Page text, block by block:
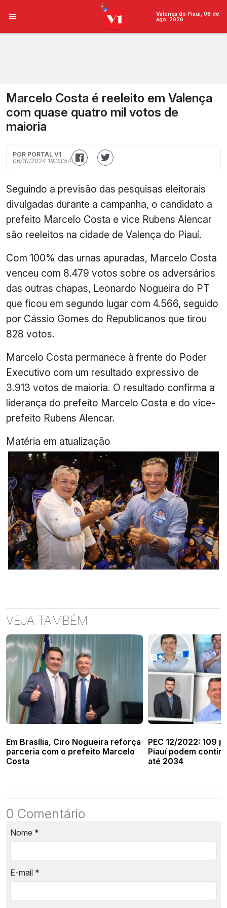
Valença do Piauí, 08 de
ago, 2026
Marcelo Costa é reeleito em Valença
com quase quatro mil votos de
maioria
POR PORTAL V1
06/10/2024 19:33:54
Seguindo a previsão das pesquisas eleitorais
divulgadas durante a campanha, o candidato a
prefeito Marcelo Costa e vice Rubens Alencar
são reeleitos na cidade de Valença do Piauí.
Com 100% das urnas apuradas, Marcelo Costa
venceu com 8.479 votos sobre os adversários
das outras chapas, Leonardo Nogueira do PT
que ficou em segundo lugar com 4.566, seguido
por Cássio Gomes do Republicanos que tirou
828 votos.
Marcelo Costa permanece à frente do Poder
Executivo com um resultado expressivo de
3.913 votos de maioria. O resultado confirma a
liderança do prefeito Marcelo Costa e do vice-
prefeito Rubens Alencar.
Matéria em atualização
VEJA TAMBÉM
Em Brasília, Ciro Nogueira reforça
parceria com o prefeito Marcelo
Costa
PEC 12/2022: 109
Piauí podem
até 2034
0 Comentário
Nome *
E-mail *